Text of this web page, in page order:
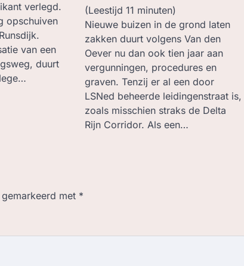
verlegd.
opschuiven
van een
duurt
(Leestijd11 minuten)
Nieuwe buizen in de grond laten
zakken duurt volgens Van den
Oever nu dan ook tien jaar aan
vergunningen, procedures en
graven. Tenzij er al een door
LSNed beheerde leidingenstraat is,
zoals misschien straks de Delta
Rijn Corridor. Als een…
met *